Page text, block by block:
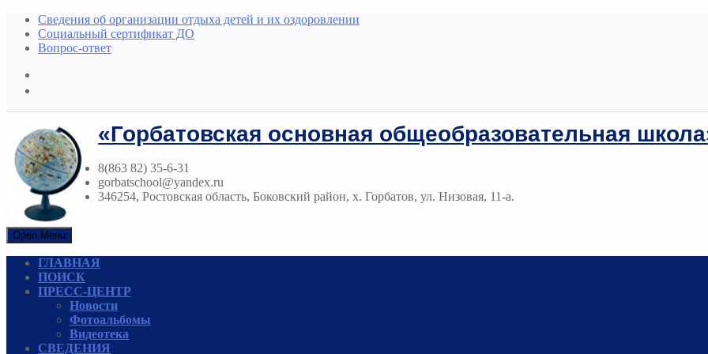
Сведения об организации отдыха детей и их оздоровлении
Социальный сертификат ДО
Вопрос-ответ
«Горбатовская основная общеобразовательная
8(863 82) 35-6-31
gorbatschool@yandex.ru
346254, Ростовская область, Боковский район, х. Горбатов, ул. Низовая, 11-а.
Open Menu
ГЛАВНАЯ
ПОИСК
ПРЕСС-ЦЕНТР
Новости
Фотоальбомы
Видеотека
СВЕДЕНИЯ